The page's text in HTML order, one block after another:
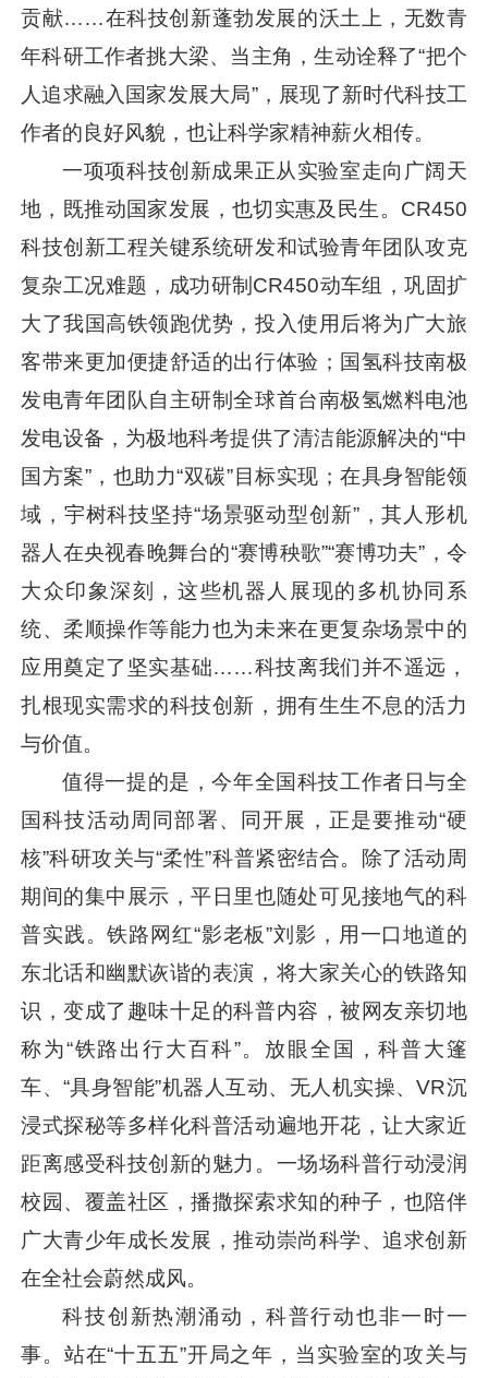
贡献……在科技创新蓬勃发展的沃土上，无数青
年科研工作者挑大梁、当主角，生动诠释了“把个
人追求融入国家发展大局”，展现了新时代科技工
作者的良好风貌，也让科学家精神薪火相传。
一项项科技创新成果正从实验室走向广阔天
地，既推动国家发展，也切实惠及民生。CR450
科技创新工程关键系统研发和试验青年团队攻克
复杂工况难题，成功研制CR450动车组，巩固扩
大了我国高铁领跑优势，投入使用后将为广大旅
客带来更加便捷舒适的出行体验；国氢科技南极
发电青年团队自主研制全球首台南极氢燃料电池
发电设备，为极地科考提供了清洁能源解决的“中
国方案”，也助力“双碳”目标实现；在具身智能领
域，宇树科技坚持“场景驱动型创新”，其人形机
器人在央视春晚舞台的“赛博秧歌”“赛博功夫”，令
大众印象深刻，这些机器人展现的多机协同系
统、柔顺操作等能力也为未来在更复杂场景中的
应用奠定了坚实基础……科技离我们并不遥远，
扎根现实需求的科技创新，拥有生生不息的活力
与价值。
值得一提的是，今年全国科技工作者日与全
国科技活动周同部署、同开展，正是要推动“硬
核”科研攻关与“柔性”科普紧密结合。除了活动周
期间的集中展示，平日里也随处可见接地气的科
普实践。铁路网红“影老板”刘影，用一口地道的
东北话和幽默诙谐的表演，将大家关心的铁路知
识，变成了趣味十足的科普内容，被网友亲切地
称为“铁路出行大百科”。放眼全国，科普大篷
车、“具身智能”机器人互动、无人机实操、VR沉
浸式探秘等多样化科普活动遍地开花，让大家近
距离感受科技创新的魅力。一场场科普行动浸润
校园、覆盖社区，播撒探索求知的种子，也陪伴
广大青少年成长发展，推动崇尚科学、追求创新
在全社会蔚然成风。
科技创新热潮涌动，科普行动也非一时一
事。站在“十五五”开局之年，当实验室的攻关与